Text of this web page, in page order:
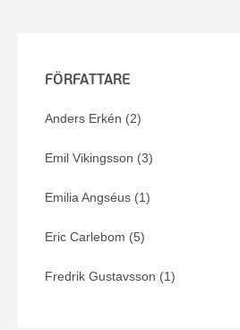
FÖRFATTARE
Anders Erkén (2)
Emil Vikingsson (3)
Emilia Angséus (1)
Eric Carlebom (5)
Fredrik Gustavsson (1)